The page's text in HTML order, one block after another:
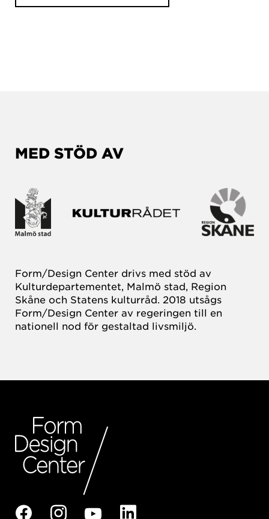
MED STÖD AV
Form/Design Center drivs med stöd av
Kulturdepartementet, Malmö stad, Region
Skåne och Statens kulturråd. 2018 utsågs
Form/Design Center av regeringen till en
nationell nod för gestaltad livsmiljö.